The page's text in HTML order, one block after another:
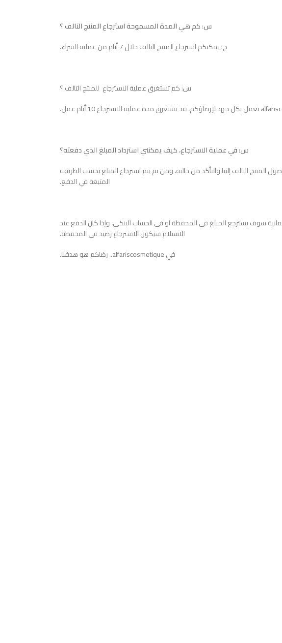
س: كم هي المدة المسموحة استرجاع المنتج التالف ؟
ج: يمكنكم استرجاع المنتج التالف خلال 7 أيام من عملية الشراء.
س: كم تستغرق عملية الاسترجاع للمنتج التالف ؟
س: في عملية الاسترجاع، كيف يمكنني استرداد المبلغ الذي دفعته؟
المنتج التالف إلينا والتأكد من حالته، ومن ثم يتم استرجاع المبلغ بحسب الطريقة
المتبعة في الدفع.
سوف يسترجع المبلغ في المحفظة او في الحساب البنكي، وإذا كان الدفع عند
الاستلام سيكون الاسترجاع رصيد في المحفظة.
في alfariscosmetique.. رضاكم هو هدفنا.